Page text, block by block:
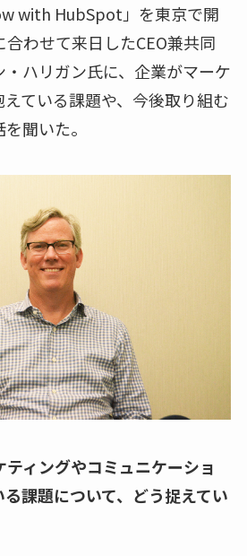
with HubSpot」を東京で開
わせて来日したCEO兼共同
ハリガン氏に、企業がマーケ
ている課題や、今後取り組む
聞いた。
ィングやコミュニケーショ
課題について、どう捉えてい